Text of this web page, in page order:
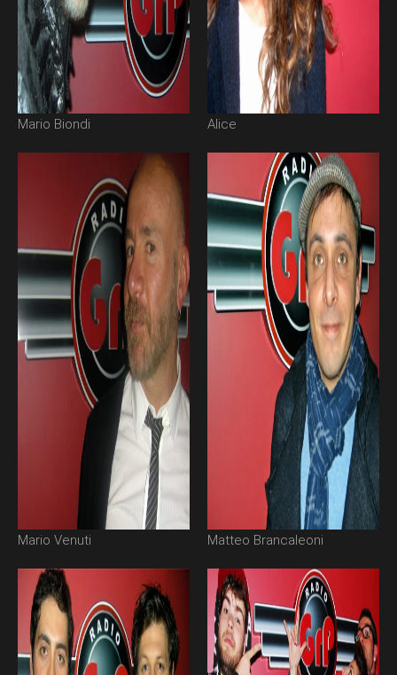
Mario Biondi Alice
Mario Venuti Matteo Brancaleoni